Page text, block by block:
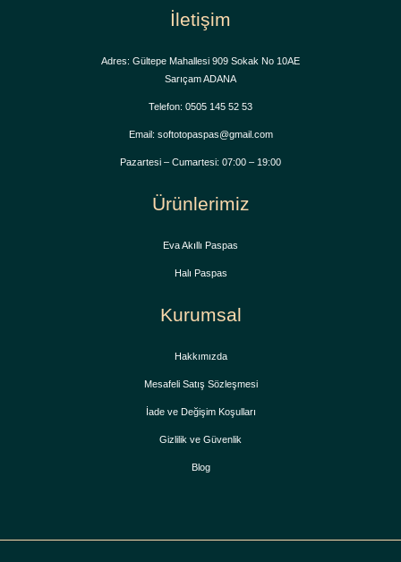
İletişim
Adres: Gültepe Mahallesi 909 Sokak No 10AE
Sarıçam ADANA
Telefon: 0505 145 52 53
Email: softotopaspas@gmail.com
Pazartesi – Cumartesi: 07:00 – 19:00
Ürünlerimiz
Eva Akıllı Paspas
Halı Paspas
Kurumsal
Hakkımızda
Mesafeli Satış Sözleşmesi
İade ve Değişim Koşulları
Gizlilik ve Güvenlik
Blog